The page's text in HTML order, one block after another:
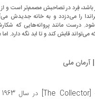
باشد، فِرد در تصاحبش مصمم‌تر است و از
را می‌دزدد و به خانه‌ جدیدش
درست مانند پروانه‌هایی که
قابش کند و تا ابد نگه دارد.
ملی